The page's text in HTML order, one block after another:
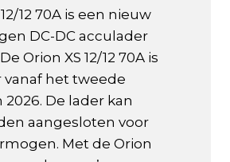
12 70A is een nieuw
DC-DC acculader
Orion XS 12/12 70A is
vanaf het tweede
2026. De lader kan
aangesloten voor
Met de Orion